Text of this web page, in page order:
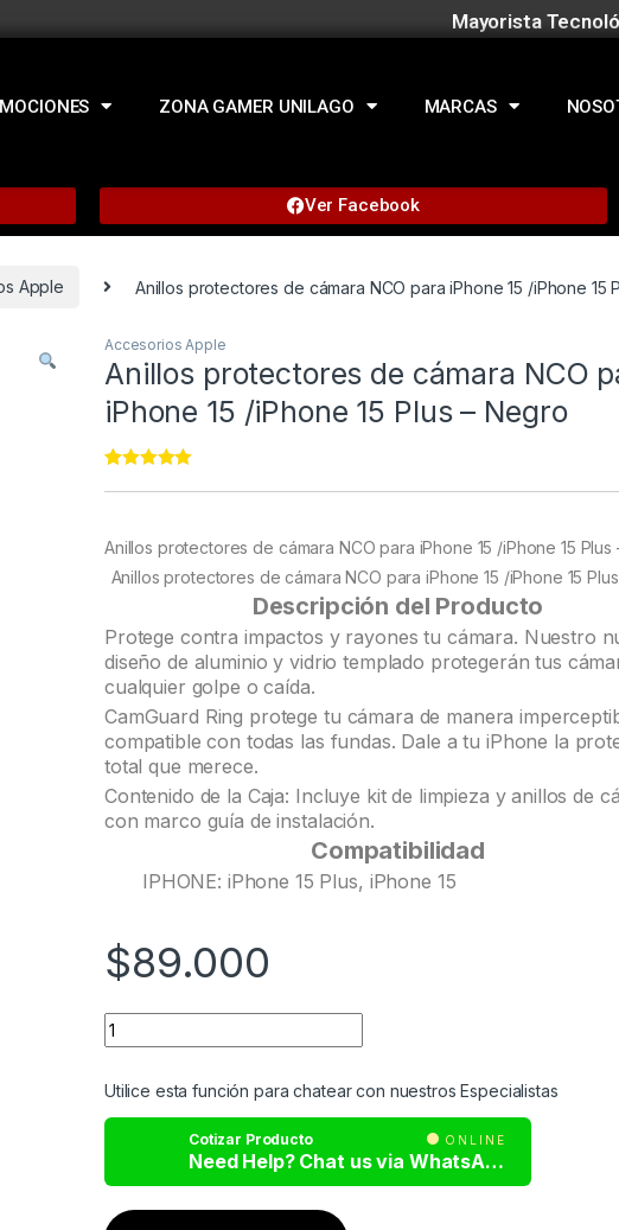
Mayorista
ZONA GAMER UNILAGO MARCAS
Ver Facebook
Apple Anillos protectores de cámara NCO para iPhone 15 /iPhone 15
Accesorios Apple
Anillos protectores de cámara NCO
iPhone 15 /iPhone 15 Plus – Negro
ratings
Anillos protectores de cámara NCO para iPhone 15 /iPhone 15 Plus
Anillos protectores de cámara NCO para iPhone 15 /iPhone 15
Descripción del Producto
Protege contra impactos y rayones tu cámara. Nuestro
diseño de aluminio y vidrio templado protegerán tus
cualquier golpe o caída.
CamGuard Ring protege tu cámara de manera
compatible con todas las fundas. Dale a tu iPhone la
total que merece.
Contenido de la Caja: Incluye kit de limpieza y anillos de
con marco guía de instalación.
Compatibilidad
IPHONE: iPhone 15 Plus, iPhone 15
$89.000
Utilice esta función para chatear con nuestros Especialistas
Cotizar Producto ONLINE
Need Help? Chat us via WhatsApp